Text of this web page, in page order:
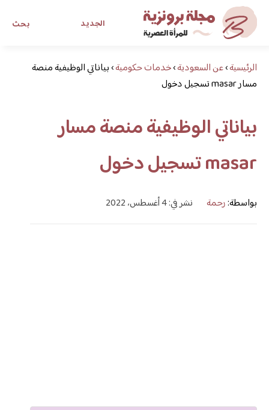
بحث الجديد
مجلة برونزية للفتاة العصريةالرئيسية›عن السعودية›خدمات حكومية›بياناتي الوظيفية منصة
مسار masar تسجيل دخول
بياناتي الوظيفية منصة مسار
masar تسجيل دخول
بواسطة:رحمة نشر في: 4 أغسطس، 2022